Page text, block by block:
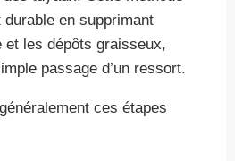
en supprimant
et les dépôts graisseux,
passage d’un ressort.
ces étapes